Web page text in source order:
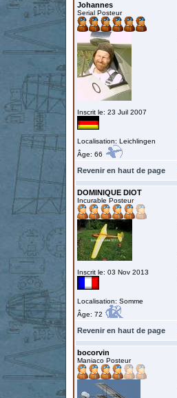
Johannes
Serial Posteur
Inscrit le: 23 Juil 2007
Localisation: Leichlingen
Âge: 66
Revenir en haut de page
DOMINIQUE DIOT
Incurable Posteur
Inscrit le: 03 Nov 2013
Localisation: Somme
Âge: 72
Revenir en haut de page
bocorvin
Maniaco Posteur